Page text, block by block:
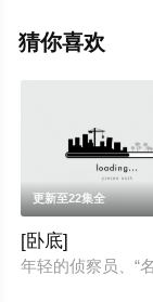
影院，更多相关
猜你喜欢
更新至22集全
[卧底]
年轻的侦察员、“